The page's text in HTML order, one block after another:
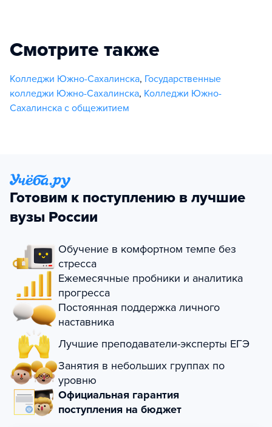
Смотрите также
Колледжи Южно-Сахалинска, Государственные
колледжи Южно-Сахалинска, Колледжи Южно-
Сахалинска с общежитием
Готовим к поступлению в лучшие
вузы России
Обучение в комфортном темпе без
стресса
Ежемесячные пробники и аналитика
прогресса
Постоянная поддержка личного
наставника
Лучшие преподаватели-эксперты ЕГЭ
Занятия в небольших группах по
уровню
Официальная гарантия
поступления на бюджет